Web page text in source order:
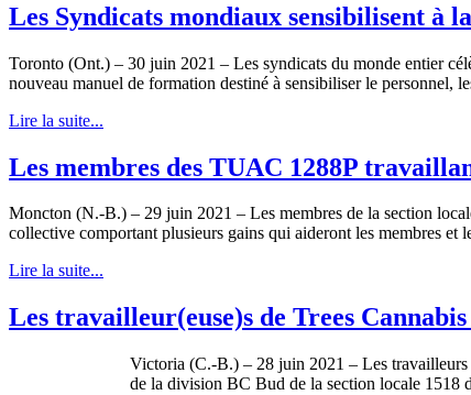
Les Syndicats mondiaux sensibilisent à
Toronto (Ont.) – 30 juin 2021 – Les syndicats du monde entier
nouveau manuel de formation destiné à sensibiliser le personnel,
Lire la suite...
Les membres des TUAC 1288P
Moncton (N.-B.) – 29 juin 2021 – Les membres de la section
collective comportant plusieurs gains qui aideront les membres et
Lire la suite...
Les travailleur(euse)s de Trees
Victoria (C.-B.) – 28 juin 2021 – Les travailleurs
de la division BC Bud de la section locale 1518